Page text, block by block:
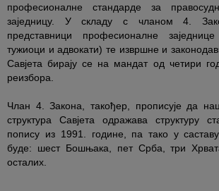
професионалне стандарде за
заједницу. У складу с чланом 4.
представници професионалне
тужиоци и адвокати) те извршне и
Савјета бирају се на мандат од четири
реизбора.
Члан 4. Закона, такођер, прописује да
структура Савјета одражава структуру
попису из 1991. године, па тако у
буде: шест Бошњака, пет Срба, три
осталих.